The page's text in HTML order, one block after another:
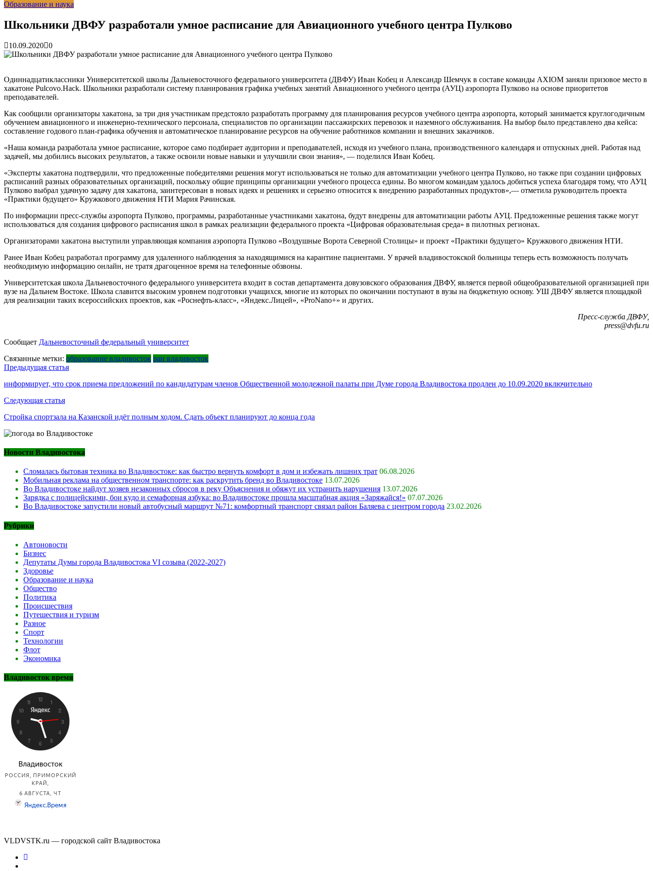
Зарядка с полицейскими, бои кудо и семафорная азбука: во Владивостоке прошла мас...
Бочин Сергей Витальевич15.03.2026
Ходнева Василиса Валентиновна15.03.2026
Аксенов Александр Валентинович
Русинов Денис Александрович15.03.2026
Образование и наука
Школьники ДВФУ разработали умное расписание для Авиационного учебного центра Пулково
10.09.2020 0
Одиннадцатиклассники Университетской школы Дальневосточного федерального университета (ДВФУ) Иван Кобец и Александр Шемчук в составе команды AXIOM заняли призовое место в
хакатоне Pulcovo.Hack. Школьники разработали систему планирования графика учебных занятий Авиационного учебного центра (АУЦ) аэропорта Пулково на основе приоритетов
преподавателей.
Как сообщили организаторы хакатона, за три дня участникам предстояло разработать программу для планирования ресурсов учебного центра аэропорта, который занимается круглогодичным
обучением авиационного и инженерно-технического персонала, специалистов по организации пассажирских перевозок и наземного обслуживания. На выбор было представлено два кейса:
составление годового план-графика обучения и автоматическое планирование ресурсов на обучение работников компании и внешних заказчиков.
«Наша команда разработала умное расписание, которое само подбирает аудитории и преподавателей, исходя из учебного плана, производственного календаря и отпускных дней. Работая над
задачей, мы добились высоких результатов, а также освоили новые навыки и улучшили свои знания», — поделился Иван Кобец.
«Эксперты хакатона подтвердили, что предложенные победителями решения могут использоваться не только для автоматизации учебного центра Пулково, но также при создании цифровых
расписаний разных образовательных организаций, поскольку общие принципы организации учебного процесса едины. Во многом командам удалось добиться успеха благодаря тому, что АУЦ
Пулково выбрал удачную задачу для хакатона, заинтересован в новых идеях и решениях и серьезно относится к внедрению разработанных продуктов»,— отметила руководитель проекта
«Практики будущего» Кружкового движения НТИ Мария Рачинская.
По информации пресс-службы аэропорта Пулково, программы, разработанные участниками хакатона, будут внедрены для автоматизации работы АУЦ. Предложенные решения также могут
использоваться для создания цифрового расписания школ в рамках реализации федерального проекта «Цифровая образовательная среда» в пилотных регионах.
Организаторами хакатона выступили управляющая компания аэропорта Пулково «Воздушные Ворота Северной Столицы» и проект «Практики будущего» Кружкового движения НТИ.
Ранее Иван Кобец разработал программу для удаленного наблюдения за находящимися на карантине пациентами. У врачей владивостокской больницы теперь есть возможность получать
необходимую информацию онлайн, не тратя драгоценное время на телефонные обзвоны.
Университетская школа Дальневосточного федерального университета входит в состав департамента довузовского образования ДВФУ, является первой общеобразовательной организацией при
вузе на Дальнем Востоке. Школа славится высоким уровнем подготовки учащихся, многие из которых по окончании поступают в вузы на бюджетную основу. УШ ДВФУ является площадкой
для реализации таких всероссийских проектов, как «Роснефть-класс», «Яндекс.Лицей», «ProNano+» и других.
Пресс-служба ДВФУ,
press@dvfu.ru
Сообщает Дальневосточный федеральный университет
Связанные метки: образование владивосток ран владивосток
Навигация
по
записям
Предыдущая статья
информирует, что срок приема предложений по кандидатурам членов Общественной молодежной палаты при Думе города Владивостока продлен до 10.09.2020 включительно
Следующая статья
Стройка спортзала на Казанской идёт полным ходом. Сдать объект планируют до конца года
Новости Владивостока
Сломалась бытовая техника во Владивостоке: как быстро вернуть комфорт в дом и избежать лишних трат 06.08.2026
Мобильная реклама на общественном транспорте: как раскрутить бренд во Владивостоке 13.07.2026
Во Владивостоке найдут хозяев незаконных сбросов в реку Объяснения и обяжут их устранить нарушения 13.07.2026
Зарядка с полицейскими, бои кудо и семафорная азбука: во Владивостоке прошла масштабная акция «Заряжайся!» 07.07.2026
Во Владивостоке запустили новый автобусный маршрут №71: комфортный транспорт связал район Баляева с центром города 23.02.2026
Рубрики
Автоновости
Бизнес
Депутаты Думы города Владивостока VI созыва (2022-2027)
Здоровье
Образование и наука
Общество
Политика
Происшествия
Путешествия и туризм
Разное
Спорт
Технологии
Флот
Экономика
Владивосток время
VLDVSTK.ru — городской сайт Владивостока